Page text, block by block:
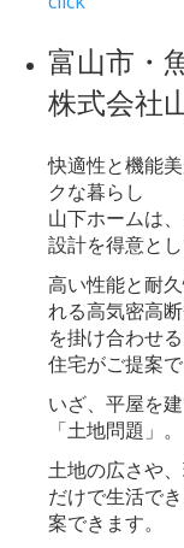
富山市・
株式会社
快適性と機能
クな暮らし
山下ホームは
設計を得意とし
高い性能と耐
れる高気密高
を掛け合わせ
住宅がご提案で
いざ、平屋を
「土地問題」。
土地の広さや
だけで生活で
案できます。